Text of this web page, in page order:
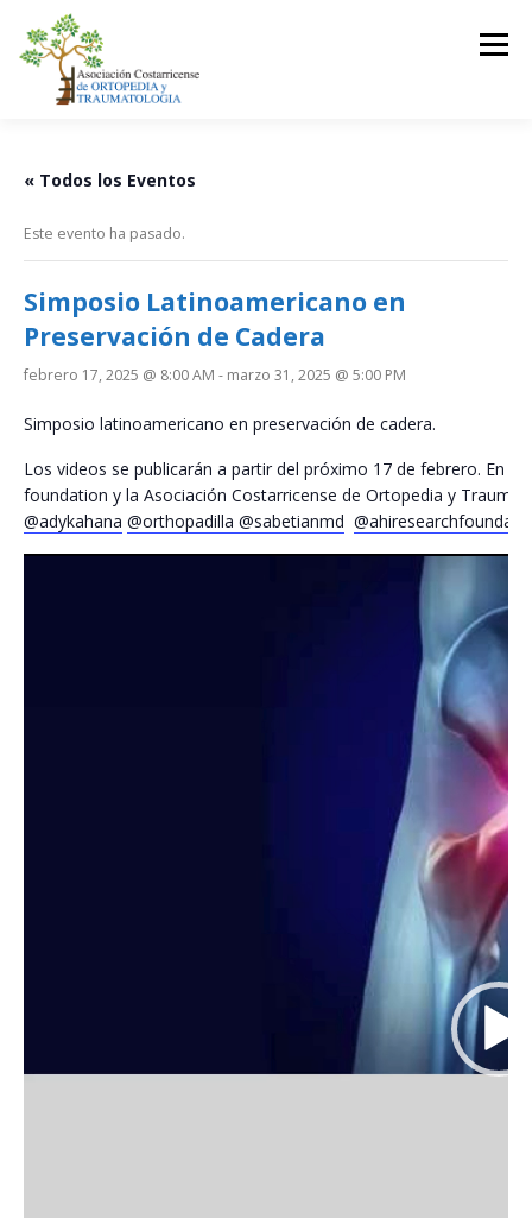
contenido
Menú
INICIAR SESIÓN
« Todos los Eventos
Este evento ha pasado.
Simposio Latinoamericano en
Preservación de Cadera
febrero 17, 2025 @ 8:00 AM - marzo 31, 2025 @ 5:00 PM
Simposio latinoamericano en preservación de cadera.
Los videos se publicarán a partir del próximo 17 de febrero. En
foundation y la Asociación Costarricense de Ortopedia y
@adykahana @orthopadilla @sabetianmd